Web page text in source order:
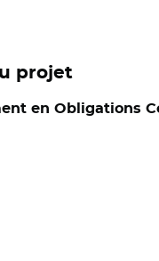
projet
en Obligations